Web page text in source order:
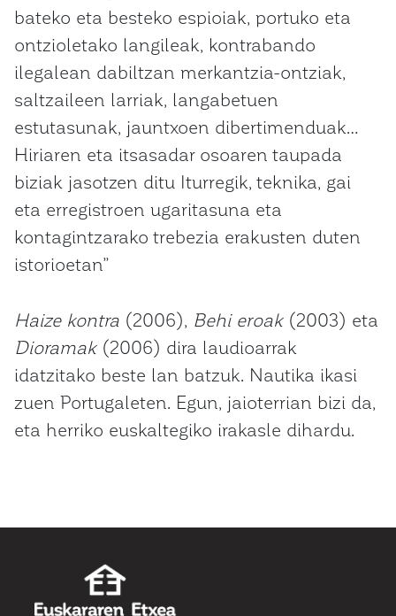
bateko eta besteko espioiak, portuko eta
ontzioletako langileak, kontrabando
ilegalean dabiltzan merkantzia-ontziak,
saltzaileen larriak, langabetuen
estutasunak, jauntxoen dibertimenduak…
Hiriaren eta itsasadar osoaren taupada
biziak jasotzen ditu Iturregik, teknika, gai
eta erregistroen ugaritasuna eta
kontagintzarako trebezia erakusten duten
istorioetan”
Haize kontra (2006), Behi eroak(2003) eta
Dioramak(2006) dira laudioarrak
idatzitako beste lan batzuk. Nautika ikasi
zuen Portugaleten. Egun, jaioterrian bizi da,
eta herriko euskaltegiko irakasle dihardu.